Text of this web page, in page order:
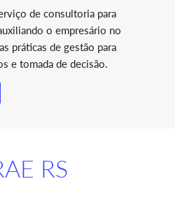
de consultoria para
o empresário no
práticas de gestão para
e tomada de decisão.
RS